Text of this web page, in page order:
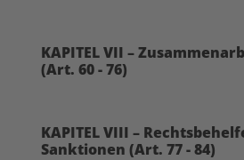
KAPITEL VII –
(Art. 60 - 76)
KAPITEL VIII –
Sanktionen (Art. 77 - 84)